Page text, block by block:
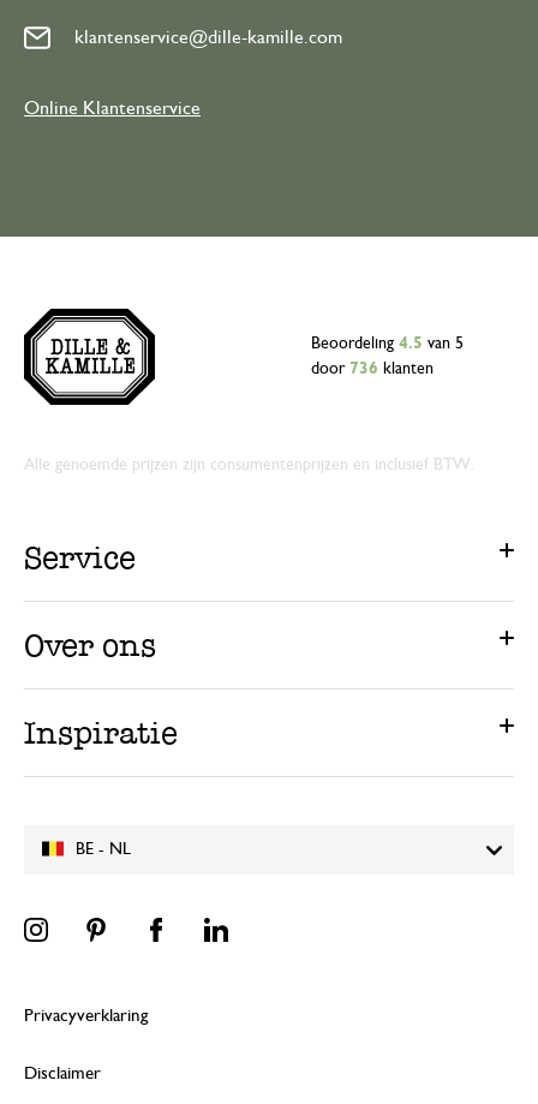
klantenservice@dille-kamille.com
Online Klantenservice
BE - NL
Beoordeling 4.5 van 5
door 736 klanten
Alle genoemde prijzen zijn consumentenprijzen en inclusief BTW.
Service
Over ons
Inspiratie
Privacyverklaring
Disclaimer